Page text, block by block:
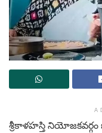
శ్రీకాళహస్తి